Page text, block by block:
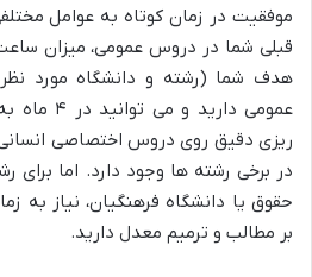
موفقیت در زمان کوتاه به عوامل
قبلی شما در دروس عمومی، میزان
هدف شما (رشته و دانشگاه مورد
عمومی
ریزی دقیق روی دروس اختصاصی انسانی
در برخی رشته ها وجود دارد. اما برای
حقوق یا دانشگاه فرهنگیان، نیاز به
بر مطالب و ترمیم معدل دارید.